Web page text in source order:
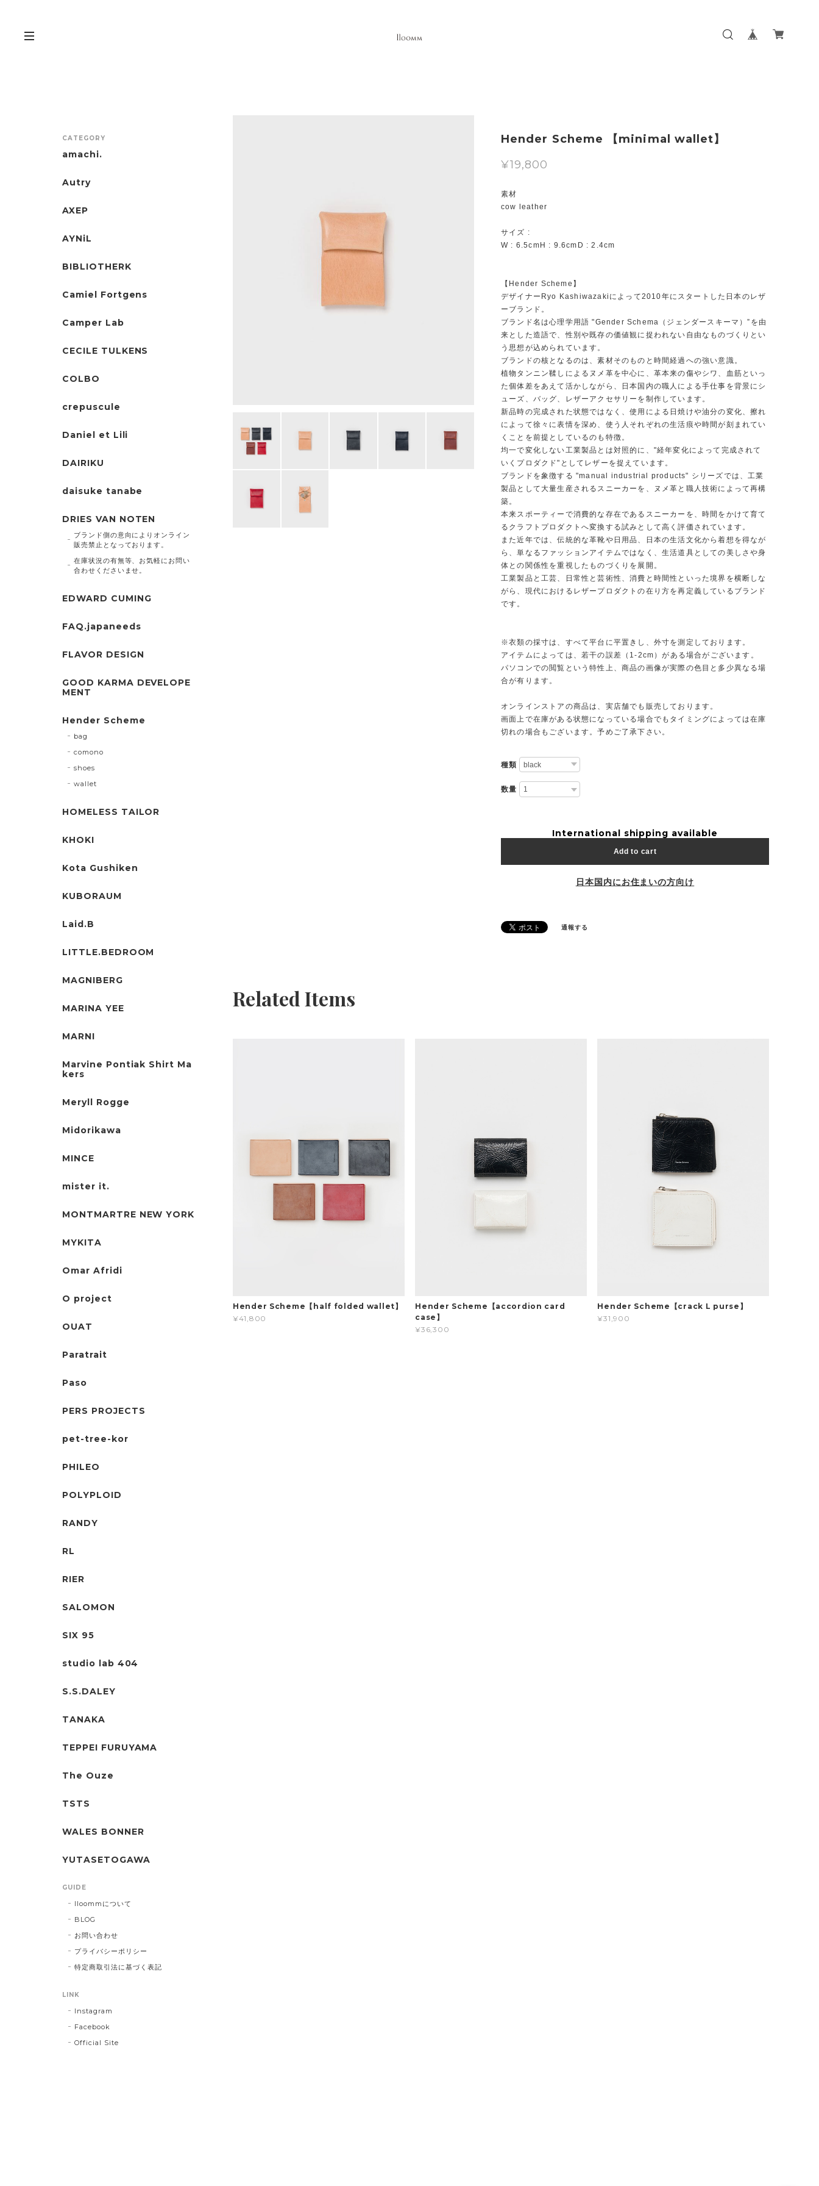
Hender Scheme 【minimal wallet】
¥19,800
素材
cow leather
サイズ :
W : 6.5cmH : 9.6cmD : 2.4cm
【Hender Scheme】
デザイナーRyo Kashiwazakiによって2010年にスタートした日本のレザ
ーブランド。
ブランド名は心理学用語 "Gender Schema（ジェンダースキーマ）”を由
来とした造語で、性別や既存の価値観に捉われない自由なものづくりとい
う思想が込められています。
ブランドの核となるのは、素材そのものと時間経過への強い意識。
植物タンニン鞣しによるヌメ革を中心に、革本来の傷やシワ、血筋といっ
た個体差をあえて活かしながら、日本国内の職人による手仕事を背景にシ
ューズ、バッグ、レザーアクセサリーを制作しています。
新品時の完成された状態ではなく、使用による日焼けや油分の変化、擦れ
によって徐々に表情を深め、使う人それぞれの生活痕や時間が刻まれてい
くことを前提としているのも特徴。
均一で変化しない工業製品とは対照的に、"経年変化によって完成されて
いくプロダクド"としてレザーを捉えています。
ブランドを象徴する "manual industrial products" シリーズでは、工業
製品として大量生産されるスニーカーを、ヌメ革と職人技術によって再構
築。
本来スポーティーで消費的な存在であるスニーカーを、時間をかけて育て
るクラフトプロダクトへ変換する試みとして高く評価されています。
また近年では、伝統的な革靴や日用品、日本の生活文化から着想を得なが
ら、単なるファッションアイテムではなく、生活道具としての美しさや身
体との関係性を重視したものづくりを展開。
工業製品と工芸、日常性と芸術性、消費と時間性といった境界を横断しな
がら、現代におけるレザープロダクトの在り方を再定義しているブランド
です。
※衣類の採寸は、すべて平台に平置きし、外寸を測定しております。
アイテムによっては、若干の誤差（1-2cm）がある場合がございます。
パソコンでの閲覧という特性上、商品の画像が実際の色目と多少異なる場
合が有ります。
オンラインストアの商品は、実店舗でも販売しております。
画面上で在庫がある状態になっている場合でもタイミングによっては在庫
切れの場合もございます。予めご了承下さい。
種類
数量
International shipping available
Add to cart
日本国内にお住まいの方向け
通報する
Related Items
Hender Scheme【half folded wallet】
¥41,800
Hender Scheme【accordion card
case】
¥36,300
Hender Scheme【crack L purse】
¥31,900
CATEGORY
amachi.
Autry
AXEP
AYNiL
BIBLIOTHERK
Camiel Fortgens
Camper Lab
CECILE TULKENS
COLBO
crepuscule
Daniel et Lili
DAIRIKU
daisuke tanabe
DRIES VAN NOTEN
ブランド側の意向によりオンライン
販売禁止となっております。
在庫状況の有無等、お気軽にお問い
合わせくださいませ。
EDWARD CUMING
FAQ.japaneeds
FLAVOR DESIGN
GOOD KARMA DEVELOPE
MENT
Hender Scheme
bag
comono
shoes
wallet
HOMELESS TAILOR
KHOKI
Kota Gushiken
KUBORAUM
Laid.B
LITTLE.BEDROOM
MAGNIBERG
MARINA YEE
MARNI
Marvine Pontiak Shirt Ma
kers
Meryll Rogge
Midorikawa
MINCE
mister it.
MONTMARTRE NEW YORK
MYKITA
Omar Afridi
O project
OUAT
Paratrait
Paso
PERS PROJECTS
pet-tree-kor
PHILEO
POLYPLOID
RANDY
RL
RIER
SALOMON
SIX 95
studio lab 404
S.S.DALEY
TANAKA
TEPPEI FURUYAMA
The Ouze
TSTS
WALES BONNER
YUTASETOGAWA
GUIDE
lloommについて
BLOG
お問い合わせ
プライバシーポリシー
特定商取引法に基づく表記
LINK
Instagram
Facebook
Official Site